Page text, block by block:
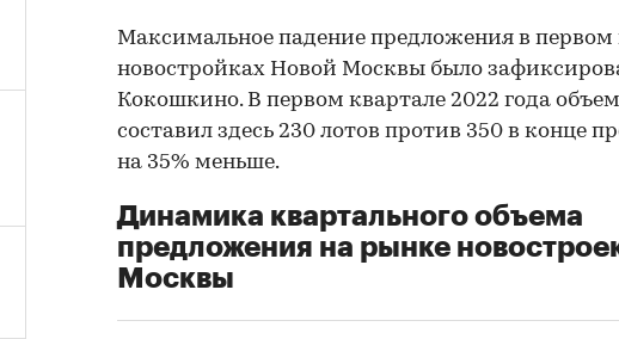
Максимальное падение предложения в первом
новостройках Новой Москвы было
Кокошкино. В первом квартале 2022 года
составил здесь 230 лотов против 350 в конце
на 35% меньше.
Динамика квартального объема
предложения на рынке
Москвы